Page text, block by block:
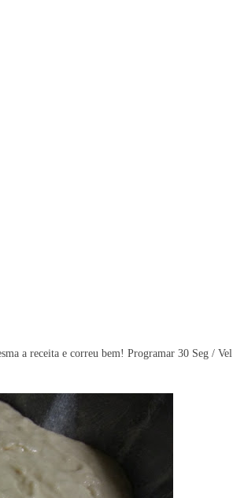
a receita e correu bem! Programar 30 Seg / Vel